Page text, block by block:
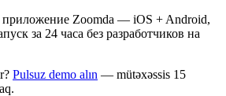
приложение Zoomda — iOS + Android,
за 24 часа без разработчиков на
Pulsuz demo alın — mütəxəssis 15